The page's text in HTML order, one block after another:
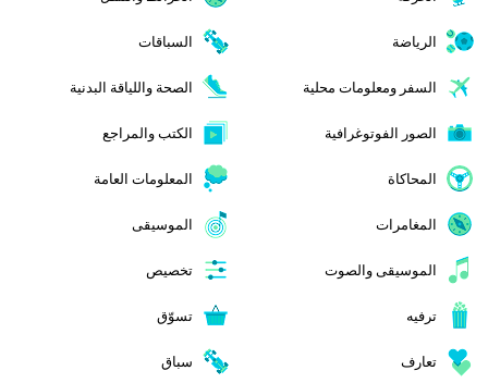
الرياضة السباقات
السفر ومعلومات محلية الصحة واللياقة البدنية
الصور الفوتوغرافية الكتب والمراجع
المحاكاة المعلومات العامة
المغامرات الموسيقى
الموسيقى والصوت تخصيص
ترفيه تسوّق
تعارف سباق